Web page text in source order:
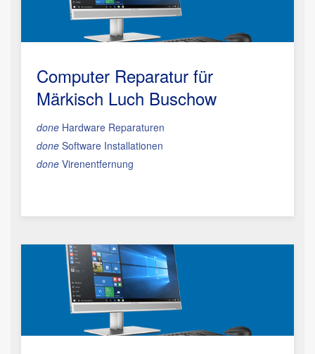
Computer Reparatur für
Märkisch Luch Buschow
done Hardware Reparaturen
done Software Installationen
done Virenentfernung